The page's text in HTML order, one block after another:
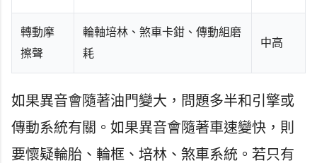
轉動摩
擦聲
輪軸培林、煞車卡鉗、傳動組磨
耗
中高
如果異音會隨著油門變大，問題多半和引擎或
傳動系統有關。如果異音會隨著車速變快，則
要懷疑輪胎、輪框、培林、煞車系統。若只有